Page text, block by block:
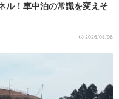
ル！車中泊の常識を変えそ
2026/08/06